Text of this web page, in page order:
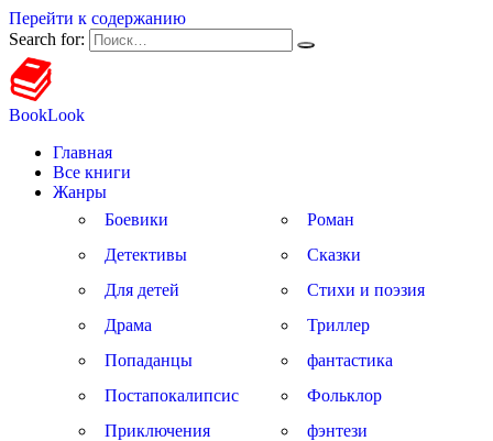
Перейти к содержанию
Search for:
BookLook
Главная
Все книги
Жанры
Боевики
Детективы
Для детей
Драма
Попаданцы
Постапокалипсис
Приключения
Роман
Сказки
Стихи и поэзия
Триллер
фантастика
Фольклор
фэнтези